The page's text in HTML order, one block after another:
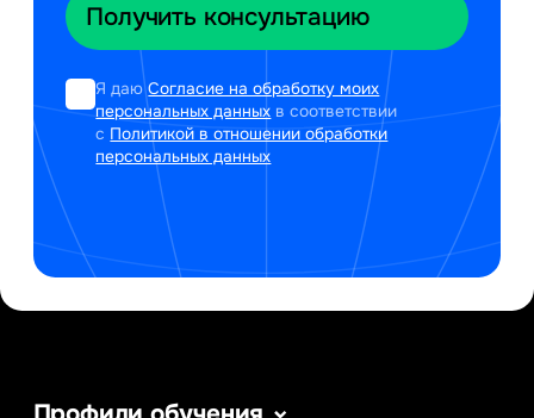
Я даюСогласие на обработку моих
персональных данных в соответствии
с Политикой в отношении обработки
персональных данных